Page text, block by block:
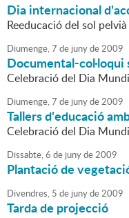
Dia internacional
Reeducació del sol pelvià
Diumenge,7 de junyde2009
Documental-
Celebració del Dia
Diumenge,7 de junyde2009
Tallers d'educació
Celebració del Dia
Dissabte,6 de junyde2009
Plantació de
Divendres, 5 de junyde2009
Tarda de projecció